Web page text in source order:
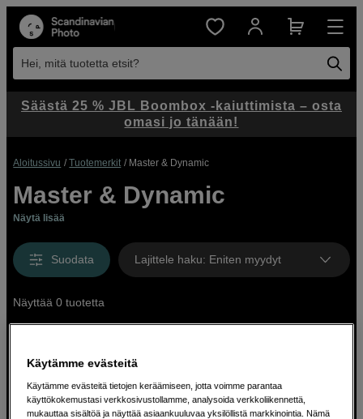
Hei, mitä tuotetta etsit?
Aloitussivu Tuotemerkit Master & Dynamic
Master & Dynamic
Näytä lisää
Suodata Lajittele haku: Eniten myydyt
Näyttää 0 tuotetta
Säästä 25 % JBL Boombox -kaiuttimista – osta
omasi jo tänään!
Käytämme evästeitä
Käytämme evästeitä tietojen keräämiseen, jotta voimme parantaa
käyttökokemustasi verkkosivustollamme, analysoida verkkoliikennettä,
mukauttaa sisältöä ja näyttää asiaankuuluvaa yksilöllistä markkinointia. Nämä